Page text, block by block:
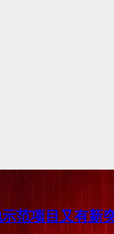
范项目又有新